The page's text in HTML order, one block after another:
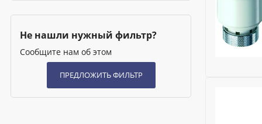
Не нашли нужный фильтр?
Сообщите нам об этом
Материал:
Ширина
Область